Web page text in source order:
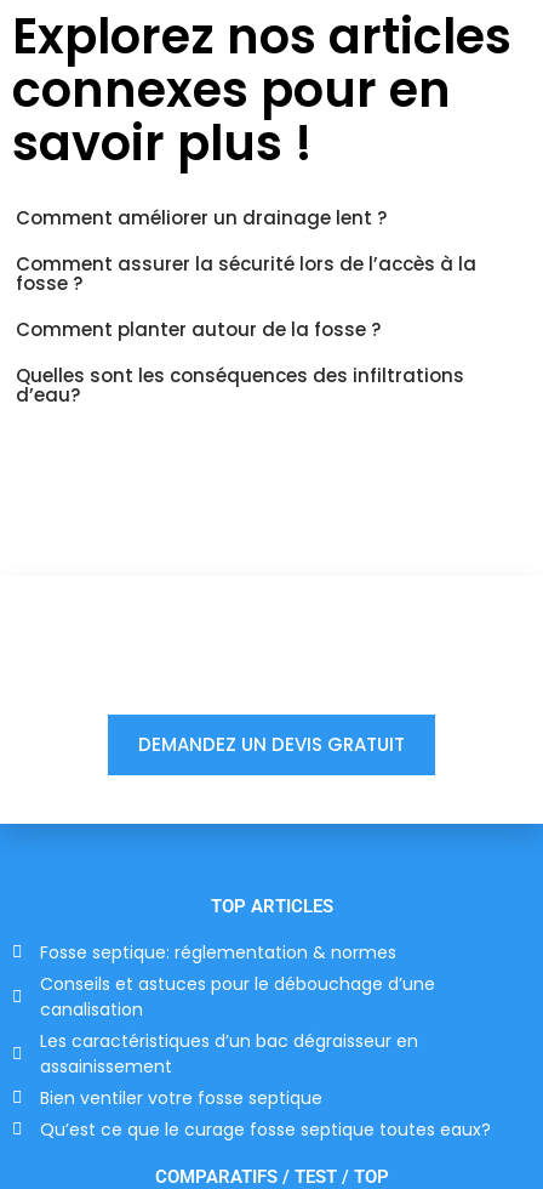
Explorez nos articles
connexes pour en
savoir plus !
Comment améliorer un drainage lent ?
Comment assurer la sécurité lors de l’accès à la
fosse ?
Comment planter autour de la fosse ?
Quelles sont les conséquences des infiltrations
d’eau?
DEMANDEZ UN DEVIS GRATUIT
TOP ARTICLES
Fosse septique: réglementation & normes
Conseils et astuces pour le débouchage d’une
canalisation
Les caractéristiques d’un bac dégraisseur en
assainissement
Bien ventiler votre fosse septique
Qu’est ce que le curage fosse septique toutes eaux?
COMPARATIFS / TEST / TOP